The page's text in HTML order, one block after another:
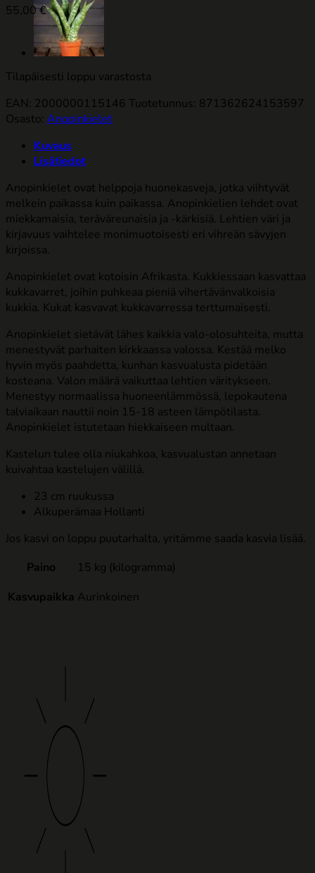
55,00€
Tilapäisesti loppu varastosta
EAN: 2000000115146 Tuotetunnus: 871362624153597
Osasto: Anopinkielet
Kuvaus
Lisätiedot
Anopinkielet ovat helppoja huonekasveja, jotka viihtyvät
melkein paikassa kuin paikassa. Anopinkielien lehdet ovat
miekkamaisia, teräväreunaisia ja -kärkisiä. Lehtien väri ja
kirjavuus vaihtelee monimuotoisesti eri vihreän sävyjen
kirjoissa.
Anopinkielet ovat kotoisin Afrikasta. Kukkiessaan kasvattaa
kukkavarret, joihin puhkeaa pieniä vihertävänvalkoisia
kukkia. Kukat kasvavat kukkavarressa terttumaisesti.
Anopinkielet sietävät lähes kaikkia valo-olosuhteita, mutta
menestyvät parhaiten kirkkaassa valossa. Kestää melko
hyvin myös paahdetta, kunhan kasvualusta pidetään
kosteana. Valon määrä vaikuttaa lehtien väritykseen.
Menestyy normaalissa huoneenlämmössä, lepokautena
talviaikaan nauttii noin 15-18 asteen lämpötilasta.
Anopinkielet istutetaan hiekkaiseen multaan.
Kastelun tulee olla niukahkoa, kasvualustan annetaan
kuivahtaa kastelujen välillä.
23 cm ruukussa
Alkuperämaa Hollanti
Jos kasvi on loppu puutarhalta, yritämme saada kasvia lisää.
Paino
15 kg (kilogramma)
Kasvupaikka Aurinkoinen